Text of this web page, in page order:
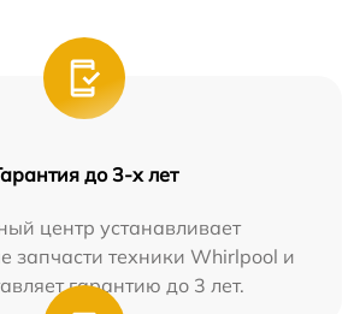
до 3-х лет
центр устанавливает
запчасти техники Whirlpool и
гарантию до 3 лет.